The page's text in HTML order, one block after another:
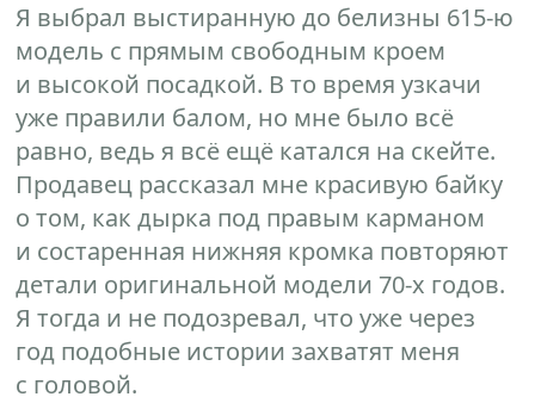
Я выбрал выстиранную до белизны 615-ю
модель с прямым свободным кроем
и высокой посадкой. В то время узкачи
уже правили балом, но мне было всё
равно, ведь я всё ещё катался на скейте.
Продавец рассказал мне красивую байку
о том, как дырка под правым карманом
и состаренная нижняя кромка повторяют
детали оригинальной модели 70-х годов.
Я тогда и не подозревал, что уже через
год подобные истории захватят меня
с головой.